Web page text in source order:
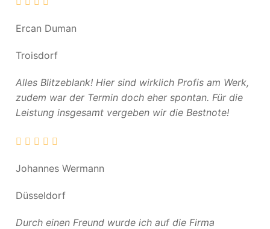
Ercan Duman
Troisdorf
Alles Blitzeblank! Hier sind wirklich Profis am Werk,
zudem war der Termin doch eher spontan. Für die
Leistung insgesamt vergeben wir die Bestnote!
Johannes Wermann
Düsseldorf
Durch einen Freund wurde ich auf die Firma